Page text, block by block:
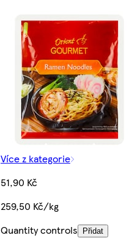
Více z kategorie
51,90 Kč
259,50 Kč/kg
Quantity controls
Přidat